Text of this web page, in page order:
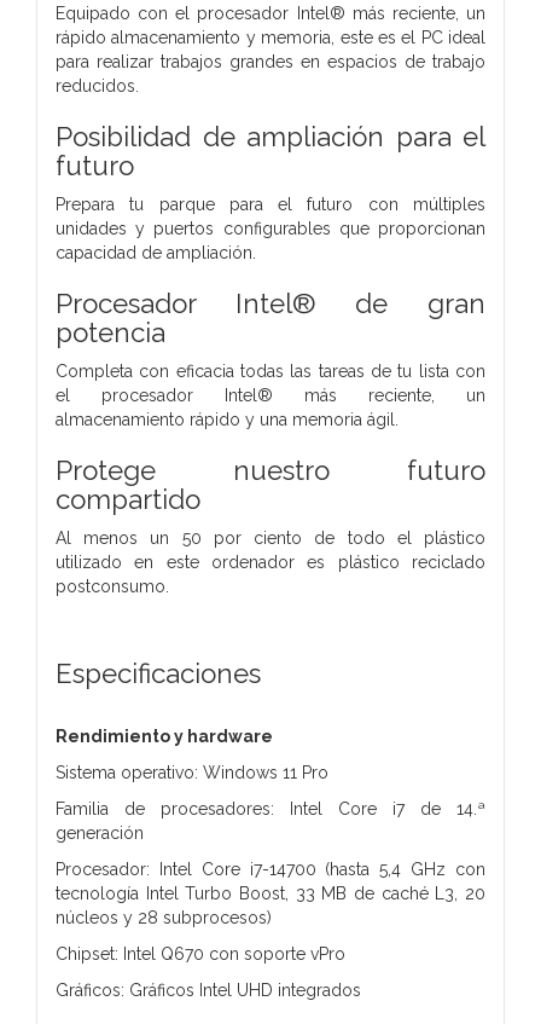
Equipado con el procesador Intel® más reciente, un
rápido almacenamiento y memoria, este es el PC ideal
para realizar trabajos grandes en espacios de trabajo
reducidos.
Posibilidad de ampliación para el
futuro
Prepara tu parque para el futuro con múltiples
unidades y puertos configurables que proporcionan
capacidad de ampliación.
Procesador Intel® de gran
potencia
Completa con eficacia todas las tareas de tu lista con
el procesador Intel® más reciente, un
almacenamiento rápido y una memoria ágil.
Protege nuestro futuro
compartido
Al menos un 50 por ciento de todo el plástico
utilizado en este ordenador es plástico reciclado
postconsumo.
Especificaciones
Rendimiento y hardware
Sistema operativo: Windows 11 Pro
Familia de procesadores: Intel Core i7 de 14.ª
generación
Procesador: Intel Core i7-14700 (hasta 5,4 GHz con
tecnología Intel Turbo Boost, 33 MB de caché L3, 20
núcleos y 28 subprocesos)
Chipset: Intel Q670 con soporte vPro
Gráficos: Gráficos Intel UHD integrados